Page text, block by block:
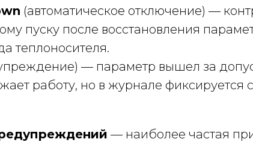
(автоматическое отключение) —
пуску после восстановления
теплоносителя.
— параметр вышел за
работу, но в журнале фиксируется
— наиболее частая